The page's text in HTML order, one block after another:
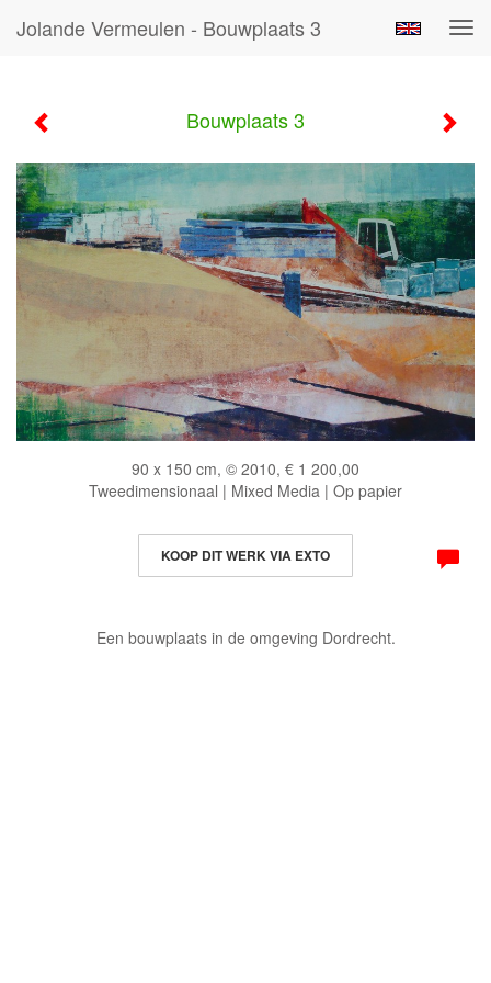
Jolande Vermeulen - Bouwplaats 3
Bouwplaats 3
90 x 150 cm, © 2010, € 1 200,00
Tweedimensionaal | Mixed Media | Op papier
KOOP DIT WERK VIA EXTO
Een bouwplaats in de omgeving Dordrecht.